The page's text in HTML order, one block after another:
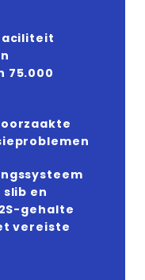
75.000
en
gehalte
vereiste